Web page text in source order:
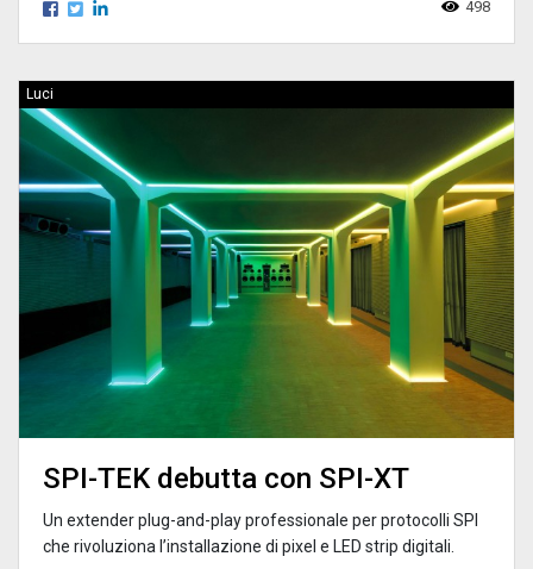
498
Luci
SPI-TEK debutta con SPI-XT
Un extender plug-and-play professionale per protocolli SPI
che rivoluziona l’installazione di pixel e LED strip digitali.